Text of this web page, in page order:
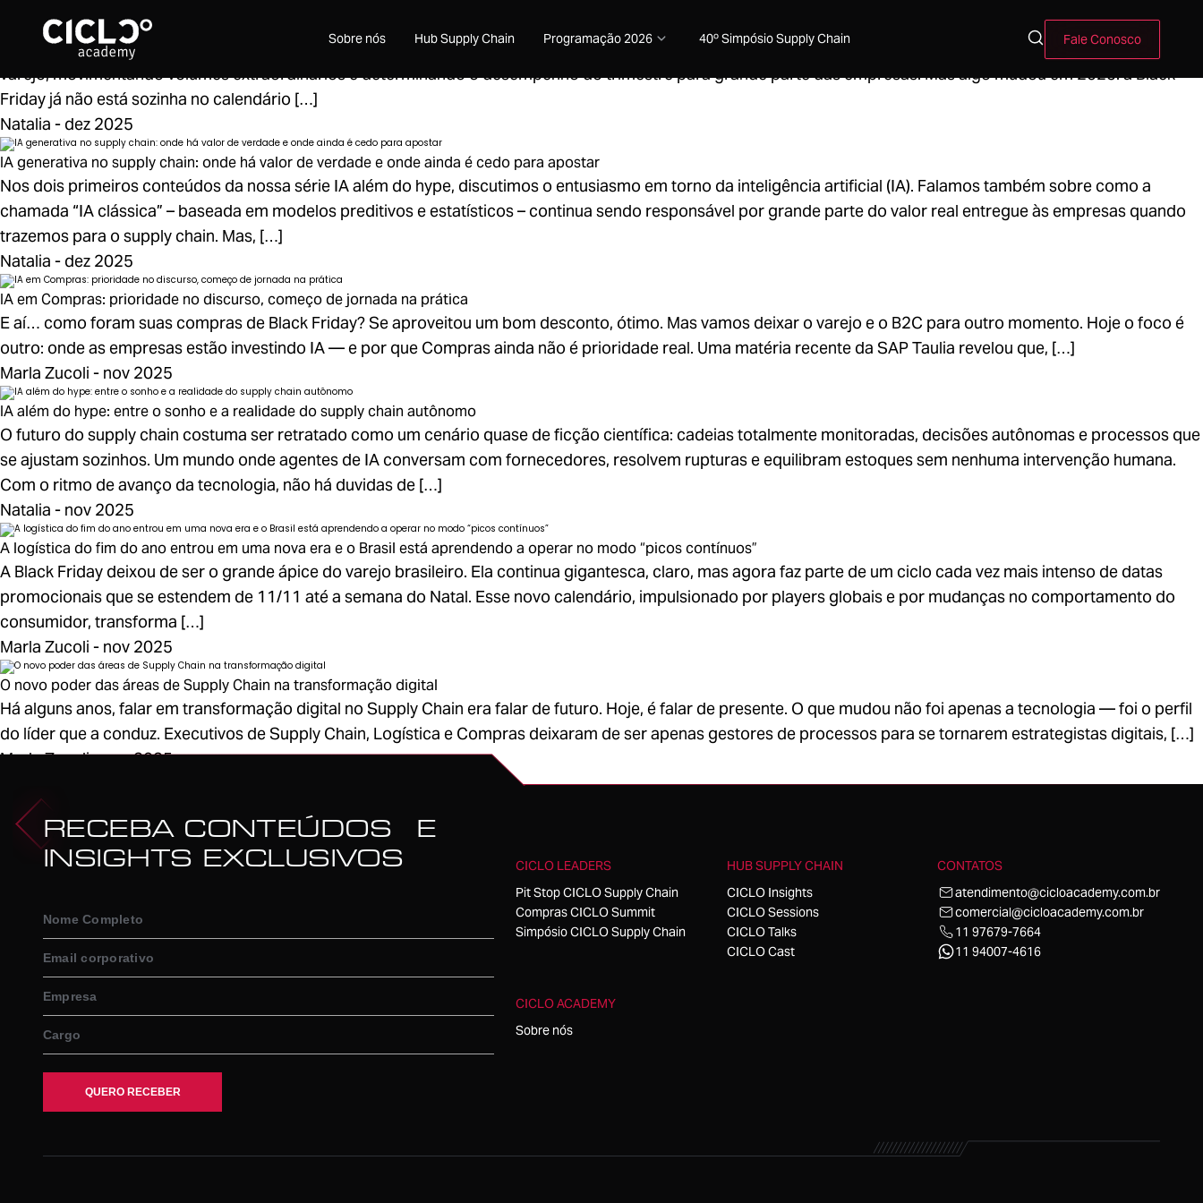
Sobre nós Hub Supply Chain Programação 2026 40º Simpósio Supply Chain Fale Conosco
Black Friday 2025: o que fica para 2026 e como o varejo entrou no modo high season
A Black Friday passou e, como sempre, deixou sua marca. Mesmo com a maturidade do e-commerce brasileiro, ela continua sendo uma das datas mais fortes do
varejo, movimentando volumes extraordinários e determinando o desempenho do trimestre para grande parte das empresas. Mas algo mudou em 2025: a Black
Friday já não está sozinha no calendário […]
Natalia - dez 2025
IA generativa no supply chain: onde há valor de verdade e onde ainda é cedo para apostar
Nos dois primeiros conteúdos da nossa série IA além do hype, discutimos o entusiasmo em torno da inteligência artificial (IA). Falamos também sobre como a
chamada “IA clássica” – baseada em modelos preditivos e estatísticos – continua sendo responsável por grande parte do valor real entregue às empresas quando
trazemos para o supply chain. Mas, […]
Natalia - dez 2025
IA em Compras: prioridade no discurso, começo de jornada na prática
E aí… como foram suas compras de Black Friday? Se aproveitou um bom desconto, ótimo. Mas vamos deixar o varejo e o B2C para outro momento. Hoje o foco é
outro: onde as empresas estão investindo IA — e por que Compras ainda não é prioridade real. Uma matéria recente da SAP Taulia revelou que, […]
Marla Zucoli - nov 2025
IA além do hype: entre o sonho e a realidade do supply chain autônomo
O futuro do supply chain costuma ser retratado como um cenário quase de ficção científica: cadeias totalmente monitoradas, decisões autônomas e processos que
se ajustam sozinhos. Um mundo onde agentes de IA conversam com fornecedores, resolvem rupturas e equilibram estoques sem nenhuma intervenção humana.
Com o ritmo de avanço da tecnologia, não há duvidas de […]
Natalia - nov 2025
A logística do fim do ano entrou em uma nova era e o Brasil está aprendendo a operar no modo “picos contínuos”
A Black Friday deixou de ser o grande ápice do varejo brasileiro. Ela continua gigantesca, claro, mas agora faz parte de um ciclo cada vez mais intenso de datas
promocionais que se estendem de 11/11 até a semana do Natal. Esse novo calendário, impulsionado por players globais e por mudanças no comportamento do
consumidor, transforma […]
Marla Zucoli - nov 2025
O novo poder das áreas de Supply Chain na transformação digital
Há alguns anos, falar em transformação digital no Supply Chain era falar de futuro. Hoje, é falar de presente. O que mudou não foi apenas a tecnologia — foi o perfil
do líder que a conduz. Executivos de Supply Chain, Logística e Compras deixaram de ser apenas gestores de processos para se tornarem estrategistas digitais, […]
Marla Zucoli - nov 2025
RECEBA CONTEÚDOS E
INSIGHTS EXCLUSIVOS
CICLO LEADERS
Pit Stop CICLO Supply Chain
Compras CICLO Summit
Simpósio CICLO Supply Chain
HUB SUPPLY CHAIN
CICLO Insights
CICLO Sessions
CICLO Talks
CICLO Cast
CICLO ACADEMY
Sobre nós
CONTATOS
atendimento@cicloacademy.com.br
comercial@cicloacademy.com.br
11 97679-7664
11 94007-4616